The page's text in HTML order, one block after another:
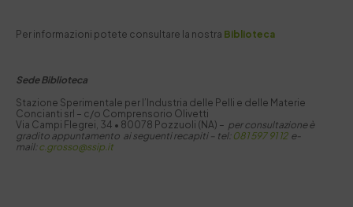
Per informazioni potete consultare la nostra Biblioteca
Sede Biblioteca
Stazione Sperimentale per I’Industria delle Pelli e delle Materie
Concianti srl – c/o Comprensorio Olivetti
Via Campi Flegrei, 34 • 80078 Pozzuoli (NA) – per consultazione è
gradito appuntamento ai seguenti recapiti – tel: 081 597 91 12e-
mail:c.grosso@ssip.it